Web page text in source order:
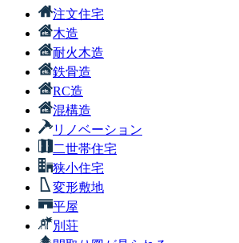
注文住宅
木造
耐火木造
鉄骨造
RC造
混構造
リノベーション
二世帯住宅
狭小住宅
変形敷地
平屋
別荘